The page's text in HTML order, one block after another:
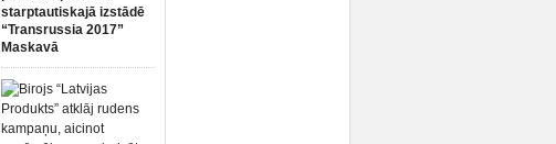
starptautiskajā izstādē
“Transrussia 2017”
Maskavā